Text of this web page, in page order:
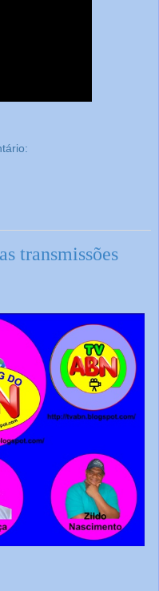
transmissões